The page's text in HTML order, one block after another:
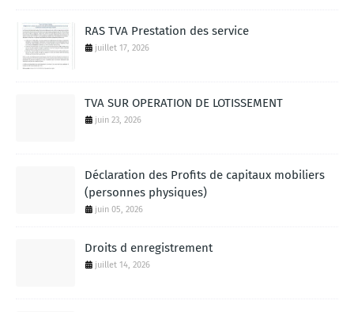
RAS TVA Prestation des service
juillet 17, 2026
TVA SUR OPERATION DE LOTISSEMENT
juin 23, 2026
Déclaration des Profits de capitaux mobiliers
(personnes physiques)
juin 05, 2026
Droits d enregistrement
juillet 14, 2026